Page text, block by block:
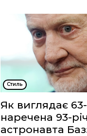
Стиль
Як виглядає
наречена 93-
астронавта